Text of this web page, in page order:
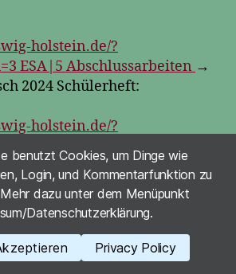
holstein.de/?
ESA|5 Abschlussarbeiten →
2024 Schülerheft:
holstein.de/?
benutzt Cookies, um Dinge wie
Login, und Kommentarfunktion zu
dazu unter dem Menüpunkt
Datenschutzerklärung.
Privacy Policy